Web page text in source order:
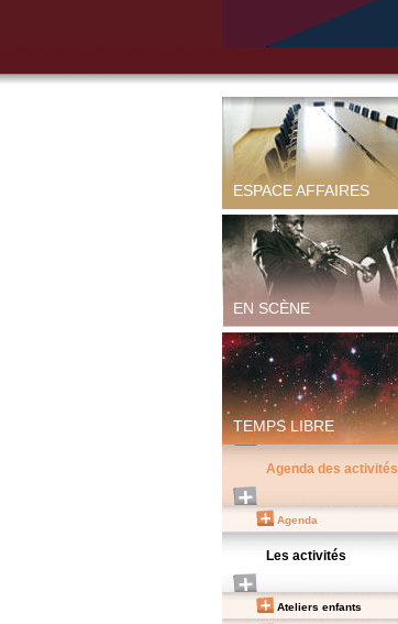
ESPACE AFFAIRES
EN SCÈNE
TEMPS LIBRE
Agenda des activités
Agenda
Les activités
Ateliers enfants